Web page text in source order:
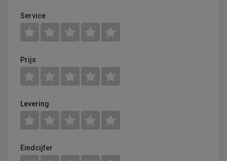
Service
Prijs
Levering
Eindcijfer